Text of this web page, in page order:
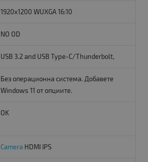
1920x1200 WUXGA 16:10
NO OD
USB 3.2 and USB Type-C/Thunderbolt,
Без операционна система. Добавете
Windows 11 от опциите.
OK
Camera HDMI IPS